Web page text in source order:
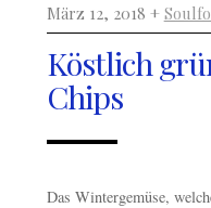
März 12, 2018 +
Köstlich
Chips
Das Wintergemüse,